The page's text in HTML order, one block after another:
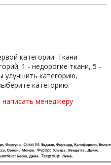
категории. Ткани
1 - недорогие ткани, 5 -
улучшить категорию,
категорию.
менеджеру